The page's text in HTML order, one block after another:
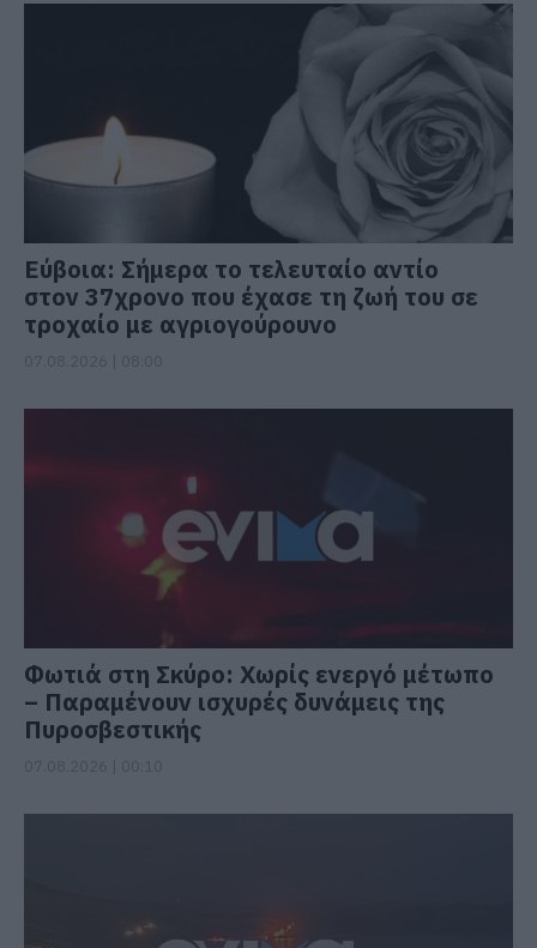
Εύβοια: Σήμερα το τελευταίο αντίο
στον 37χρονο που έχασε τη ζωή του σε
τροχαίο με αγριογούρουνο
Φωτιά στη Σκύρο: Χωρίς ενεργό μέτωπο
– Παραμένουν ισχυρές δυνάμεις της
Πυροσβεστικής